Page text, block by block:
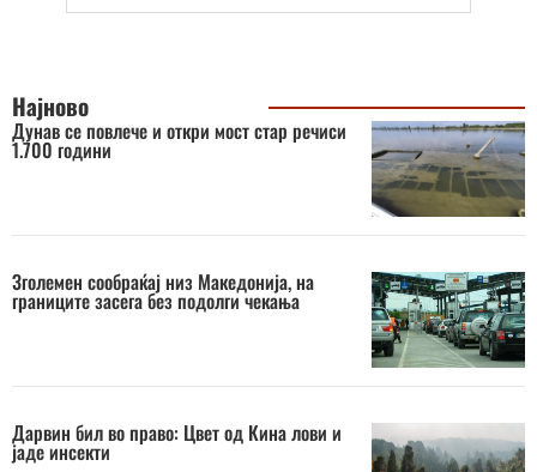
Најново
Дунав се повлече и откри мост стар речиси
1.700 години
Зголемен сообраќај низ Македонија, на
границите засега без подолги чекања
Дарвин бил во право: Цвет од Кина лови и
јаде инсекти